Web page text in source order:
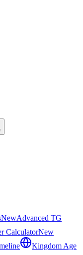
NewAdvanced TG
CalculatorNew
Kingdom Age